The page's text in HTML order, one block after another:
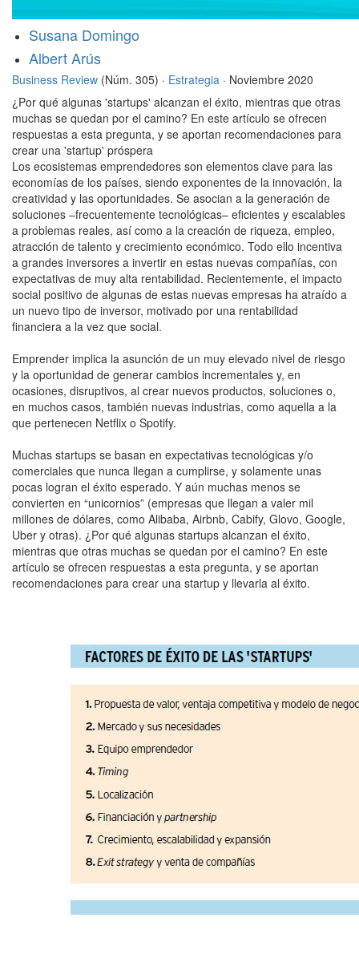
Susana Domingo
Albert Arús
Business Review (Núm. 305) · Estrategia · Noviembre 2020
¿Por qué algunas 'startups' alcanzan el éxito, mientras que otras
muchas se quedan por el camino? En este artículo se ofrecen
respuestas a esta pregunta, y se aportan recomendaciones para
crear una 'startup' próspera
Los ecosistemas emprendedores son elementos clave para las
economías de los países, siendo exponentes de la innovación, la
creatividad y las oportunidades. Se asocian a la generación de
soluciones –frecuentemente tecnológicas– eficientes y escalables
a problemas reales, así como a la creación de riqueza, empleo,
atracción de talento y crecimiento económico. Todo ello incentiva
a grandes inversores a invertir en estas nuevas compañías, con
expectativas de muy alta rentabilidad. Recientemente, el impacto
social positivo de algunas de estas nuevas empresas ha atraído a
un nuevo tipo de inversor, motivado por una rentabilidad
financiera a la vez que social.
Emprender implica la asunción de un muy elevado nivel de riesgo
y la oportunidad de generar cambios incrementales y, en
ocasiones, disruptivos, al crear nuevos productos, soluciones o,
en muchos casos, también nuevas industrias, como aquella a la
que pertenecen Netflix o Spotify.
Muchas startups se basan en expectativas tecnológicas y/o
comerciales que nunca llegan a cumplirse, y solamente unas
pocas logran el éxito esperado. Y aún muchas menos se
convierten en “unicornios” (empresas que llegan a valer mil
millones de dólares, como Alibaba, Airbnb, Cabify, Glovo, Google,
Uber y otras). ¿Por qué algunas startups alcanzan el éxito,
mientras que otras muchas se quedan por el camino? En este
artículo se ofrecen respuestas a esta pregunta, y se aportan
recomendaciones para crear una startup y llevarla al éxito.